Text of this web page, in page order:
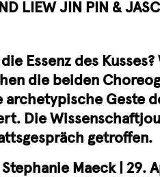
LIEW JIN PIN &
Essenz des
die beiden
archetypische Geste
Die
getroffen.
Maeck | 29.